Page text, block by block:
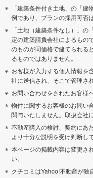
「建築条件付き土地」の「
例であり、プランの採用可否
「土地（建築条件なし）」
定の建築請負会社によるもの
のものが同価格で建てられる
るものではありません。
お客様が入力する個人情報を
社に送信され、そこで管理され
お問い合わせをされたお客様
物件に関するお客様のお問い
関与いたしません。取扱会社
不動産購入の検討、契約にあ
より十分な説明を受け判断し
本ページの掲載内容は変更さ
い。
クチコミはYahoo!不動産が独